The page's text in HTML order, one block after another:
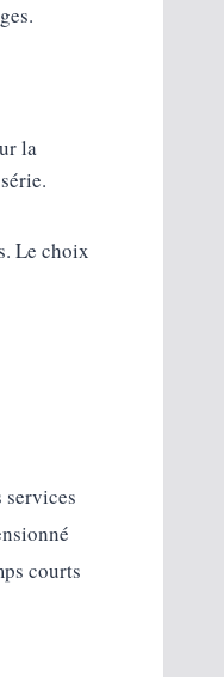
la
Le choix
services
courts